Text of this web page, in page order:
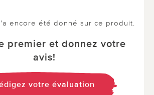
encore été donné sur ce produit.
premier et donnez votre
avis!
votre évaluation